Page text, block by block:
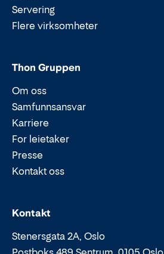
Servering
Flere virksomheter
Thon Gruppen
Om oss
Samfunnsansvar
Karriere
For leietaker
Presse
Kontakt oss
Kontakt
Stenersgata 2A, Oslo
Epost:
Telefon: